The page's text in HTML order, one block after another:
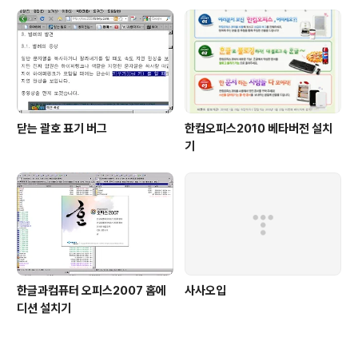
닫는 괄호 표기 버그
한컴오피스2010 베타버전 설치
기
한글과컴퓨터 오피스2007 홈에
디션 설치기
사사오입